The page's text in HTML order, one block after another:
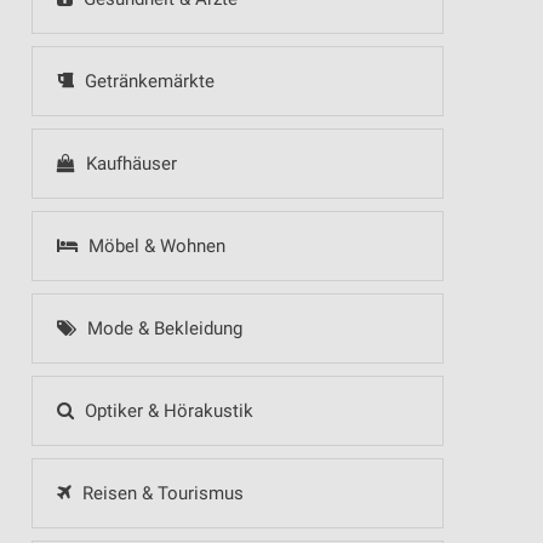
Getränkemärkte
Kaufhäuser
Möbel & Wohnen
Mode & Bekleidung
Optiker & Hörakustik
Reisen & Tourismus